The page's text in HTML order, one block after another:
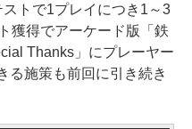
トで1プレイにつき1～3
獲得でアーケード版「鉄
Thanks」にプレーヤー
る施策も前回に引き続き